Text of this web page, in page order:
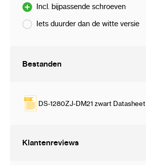
Incl. bijpassende schroeven
Iets duurder dan de witte versie
Bestanden
DS-1280ZJ-DM21 zwart Datasheet
Klantenreviews